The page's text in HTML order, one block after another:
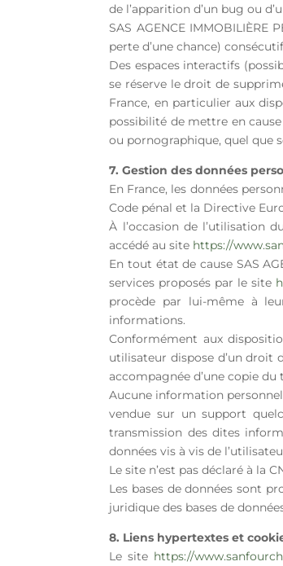
de l’apparition d’un bug ou
SAS AGENCE
perte d’une chance)
Des espaces interactifs
se réserve le droit de
France, en particulier aux
possibilité de mettre en
ou pornographique, quel que
7. Gestion des données
En France, les données
Code pénal et la Directive
À l’occasion de l’utilisation
accédé au site https://
En tout état de cause SAS
services proposés par le site
procède par lui-même à
informations.
Conformément aux
utilisateur dispose d’un droit
accompagnée d’une copie
Aucune information
vendue sur un support
transmission des dites
données vis à vis de
Le site n’est pas déclaré à la
Les bases de données sont
juridique des bases de
8. Liens hypertextes et
Le site https://